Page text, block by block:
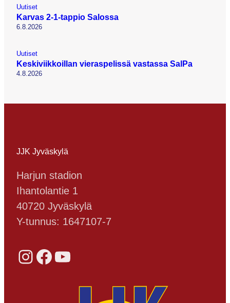
Uutiset
Karvas 2-1-tappio Salossa
6.8.2026
Uutiset
Keskiviikkoillan vieraspelissä vastassa SalPa
4.8.2026
JJK Jyväskylä
Harjun stadion
Ihantolantie 1
40720 Jyväskylä
Y-tunnus: 1647107-7
Instagram Facebook YouTube